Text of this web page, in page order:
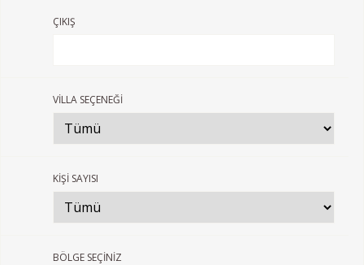
ÇIKIŞ
VİLLA SEÇENEĞİ
KİŞİ SAYISI
BÖLGE SEÇİNİZ